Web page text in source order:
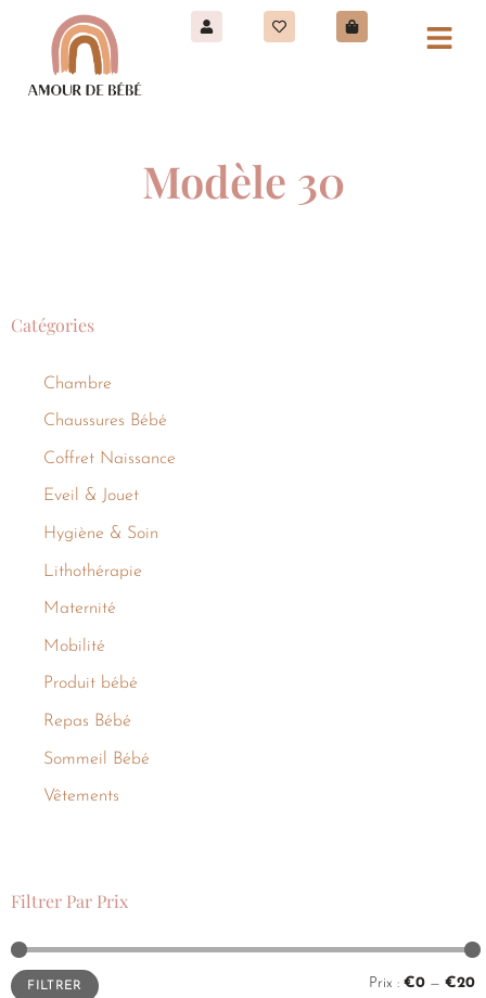
Modèle 30
Catégories
Chambre
Chaussures Bébé
Coffret Naissance
Eveil & Jouet
Hygiène & Soin
Lithothérapie
Maternité
Mobilité
Produit bébé
Repas Bébé
Sommeil Bébé
Vêtements
Filtrer Par Prix
FILTRER Prix : €0 — €20